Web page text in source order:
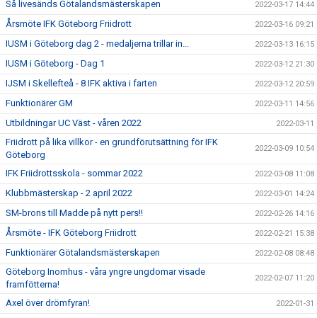
Så livesänds Götalandsmästerskapen 2022-03-17 14:44
Årsmöte IFK Göteborg Friidrott 2022-03-16 09:21
IUSM i Göteborg dag 2 - medaljerna trillar in... 2022-03-13 16:15
IUSM i Göteborg - Dag 1 2022-03-12 21:30
IJSM i Skellefteå - 8 IFK aktiva i farten 2022-03-12 20:59
Funktionärer GM 2022-03-11 14:56
Utbildningar UC Väst - våren 2022 2022-03-11
Friidrott på lika villkor - en grundförutsättning för IFK
Göteborg
2022-03-09 10:54
IFK Friidrottsskola - sommar 2022 2022-03-08 11:08
Klubbmästerskap - 2 april 2022 2022-03-01 14:24
SM-brons till Madde på nytt pers!! 2022-02-26 14:16
Årsmöte - IFK Göteborg Friidrott 2022-02-21 15:38
Funktionärer Götalandsmästerskapen 2022-02-08 08:48
Göteborg Inomhus - våra yngre ungdomar visade
framfötterna!
2022-02-07 11:20
Axel över drömfyran! 2022-01-31